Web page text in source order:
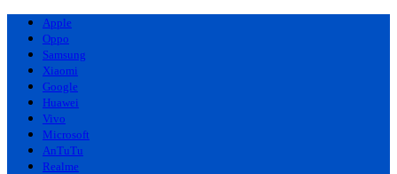
Apple
Oppo
Samsung
Xiaomi
Google
Huawei
Vivo
Microsoft
AnTuTu
Realme